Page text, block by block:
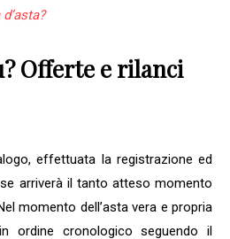
Offerte e rilanci
effettuata la registrazione ed
arriverà il tanto atteso momento
momento dell’asta vera e propria
ordine cronologico seguendo il